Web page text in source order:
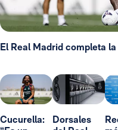
El Real Madrid completa
Cucurella:
Dorsales